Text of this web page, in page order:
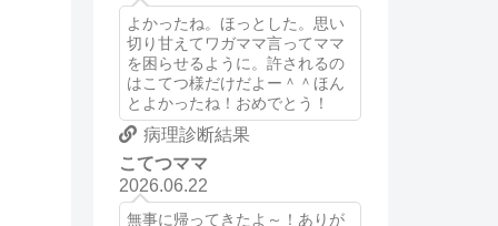
よかったね。ほっとした。思い
切り甘えてワガママ言ってママ
を困らせるように。許されるの
はこてつ様だけだよー＾＾ほん
とよかったね！おめでとう！
病理診断結果
こてつママ
2026.06.22
無事に帰ってきたよ～！ありが